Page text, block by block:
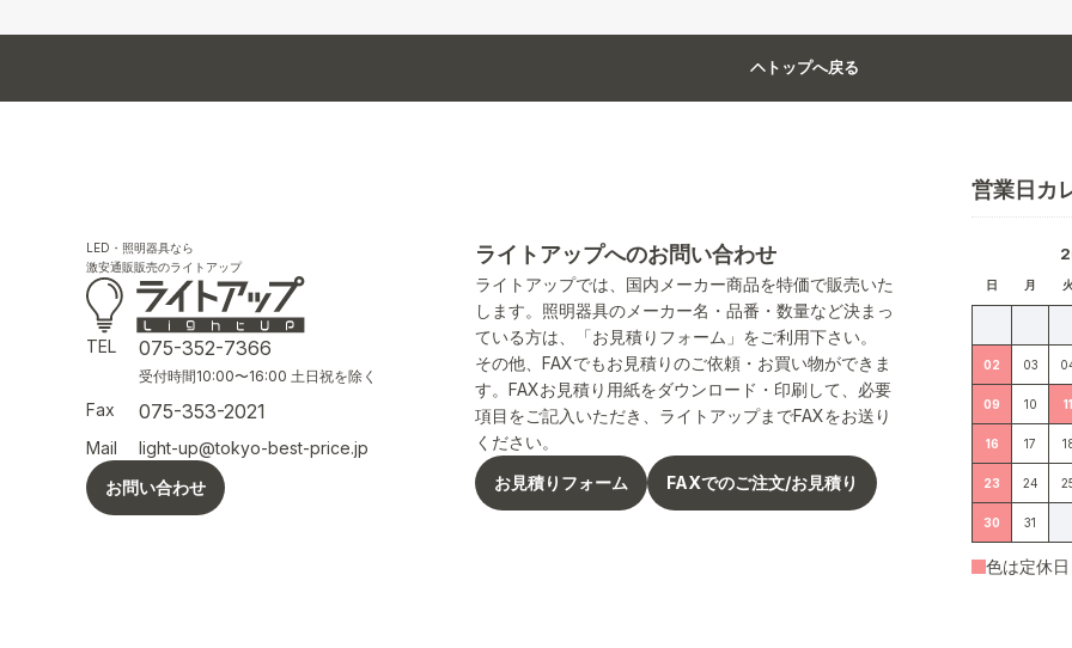
トップへ戻る
LED・照明器具なら
激安通販販売のライトアップ
TEL 075-352-7366
受付時間10:00〜16:00 土日祝を除く
Fax 075-353-2021
Mail
light-up@tokyo-best-price.jp
お問い合わせ
ライトアップへのお問い合わせ
ライトアップでは、国内メーカー商品を特価で販売いた
します。照明器具のメーカー名・品番・数量など決まっ
ている方は、「お見積りフォーム」をご利用下さい。
その他、FAXでもお見積りのご依頼・お買い物ができま
す。FAXお見積り用紙をダウンロード・印刷して、必要
項目をご記入いただき、ライトアップまでFAXをお送り
ください。
お見積りフォーム
FAXでのご注文/お見積り
営業日カ
日 月 火
02 03
09 10 11
16 17
23 24
30 31
色は定休日